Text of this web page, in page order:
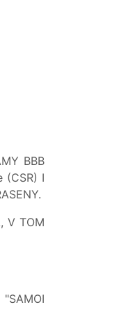
BBB
(CSR) I
V TOM
"SAMOI